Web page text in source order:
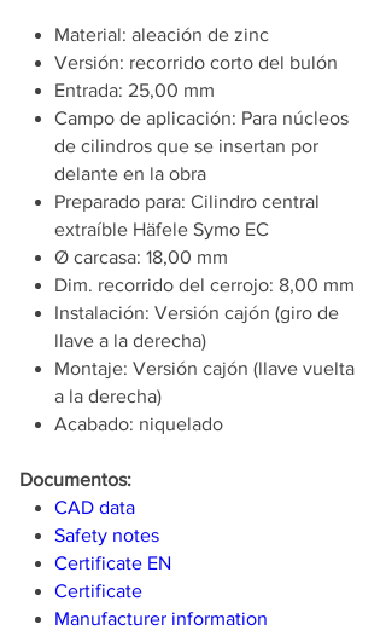
Material: aleación de zinc
Versión: recorrido corto del bulón
Entrada: 25,00 mm
Campo de aplicación: Para núcleos
de cilindros que se insertan por
delante en la obra
Preparado para: Cilindro central
extraíble Häfele Symo EC
Ø carcasa: 18,00 mm
Dim. recorrido del cerrojo: 8,00 mm
Instalación: Versión cajón (giro de
llave a la derecha)
Montaje: Versión cajón (llave vuelta
a la derecha)
Acabado: niquelado
Documentos:
CAD data
Safety notes
Certificate EN
Certificate
Manufacturer information